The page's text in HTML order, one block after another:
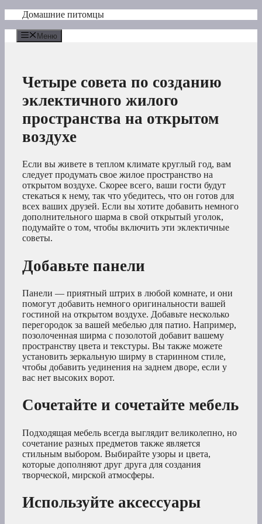
Перейти
содержимому
Домашние питомцы
Меню
Четыре совета по созданию
эклектичного жилого
пространства на открытом
воздухе
Если вы живете в теплом климате круглый год, вам
следует продумать свое жилое пространство на
открытом воздухе. Скорее всего, ваши гости будут
стекаться к нему, так что убедитесь, что он готов для
всех ваших друзей. Если вы хотите добавить немного
дополнительного шарма в свой открытый уголок,
подумайте о том, чтобы включить эти эклектичные
советы.
Добавьте панели
Панели — приятный штрих в любой комнате, и они
помогут добавить немного оригинальности вашей
гостиной на открытом воздухе. Добавьте несколько
перегородок за вашей мебелью для патио. Например,
позолоченная ширма с позолотой добавит вашему
пространству цвета и текстуры. Вы также можете
установить зеркальную ширму в старинном стиле,
чтобы добавить уединения на заднем дворе, если у
вас нет высоких ворот.
Сочетайте и сочетайте мебель
Подходящая мебель всегда выглядит великолепно, но
сочетание разных предметов также является
стильным выбором. Выбирайте узоры и цвета,
которые дополняют друг друга для создания
творческой, мирской атмосферы.
Используйте аксессуары